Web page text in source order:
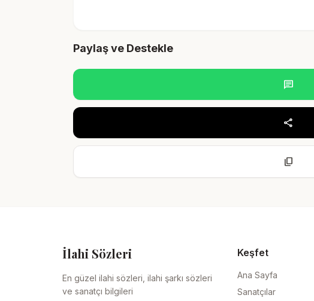
Paylaş ve Destekle
chat
share
content_copy
İlahi Sözleri
En güzel ilahi sözleri, ilahi şarkı sözleri
ve sanatçı bilgileri
Keşfet
Ana Sayfa
Sanatçılar